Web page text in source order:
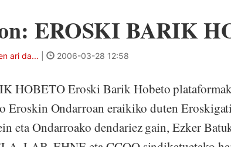
EROSKI BARIK
ari da... 2006-03-28 12:58
HOBETO Eroski Barik Hobeto
Eroskin Ondarroan eraikiko duten
eta Ondarroako dendariez gain, Ezker